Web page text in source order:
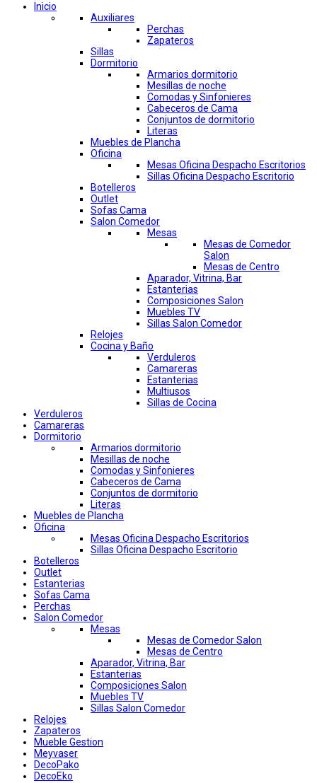
Inicio
Auxiliares
Perchas
Zapateros
Sillas
Dormitorio
Armarios dormitorio
Mesillas de noche
Comodas y Sinfonieres
Cabeceros de Cama
Conjuntos de dormitorio
Literas
Muebles de Plancha
Oficina
Mesas Oficina Despacho Escritorios
Sillas Oficina Despacho Escritorio
Botelleros
Outlet
Sofas Cama
Salon Comedor
Mesas
Mesas de Comedor
Salon
Mesas de Centro
Aparador, Vitrina, Bar
Estanterias
Composiciones Salon
Muebles TV
Sillas Salon Comedor
Relojes
Cocina y Baño
Verduleros
Camareras
Estanterias
Multiusos
Sillas de Cocina
Verduleros
Camareras
Dormitorio
Armarios dormitorio
Mesillas de noche
Comodas y Sinfonieres
Cabeceros de Cama
Conjuntos de dormitorio
Literas
Muebles de Plancha
Oficina
Mesas Oficina Despacho Escritorios
Sillas Oficina Despacho Escritorio
Botelleros
Outlet
Estanterias
Sofas Cama
Perchas
Salon Comedor
Mesas
Mesas de Comedor Salon
Mesas de Centro
Aparador, Vitrina, Bar
Estanterias
Composiciones Salon
Muebles TV
Sillas Salon Comedor
Relojes
Zapateros
Mueble Gestion
Meyvaser
DecoPako
DecoEko